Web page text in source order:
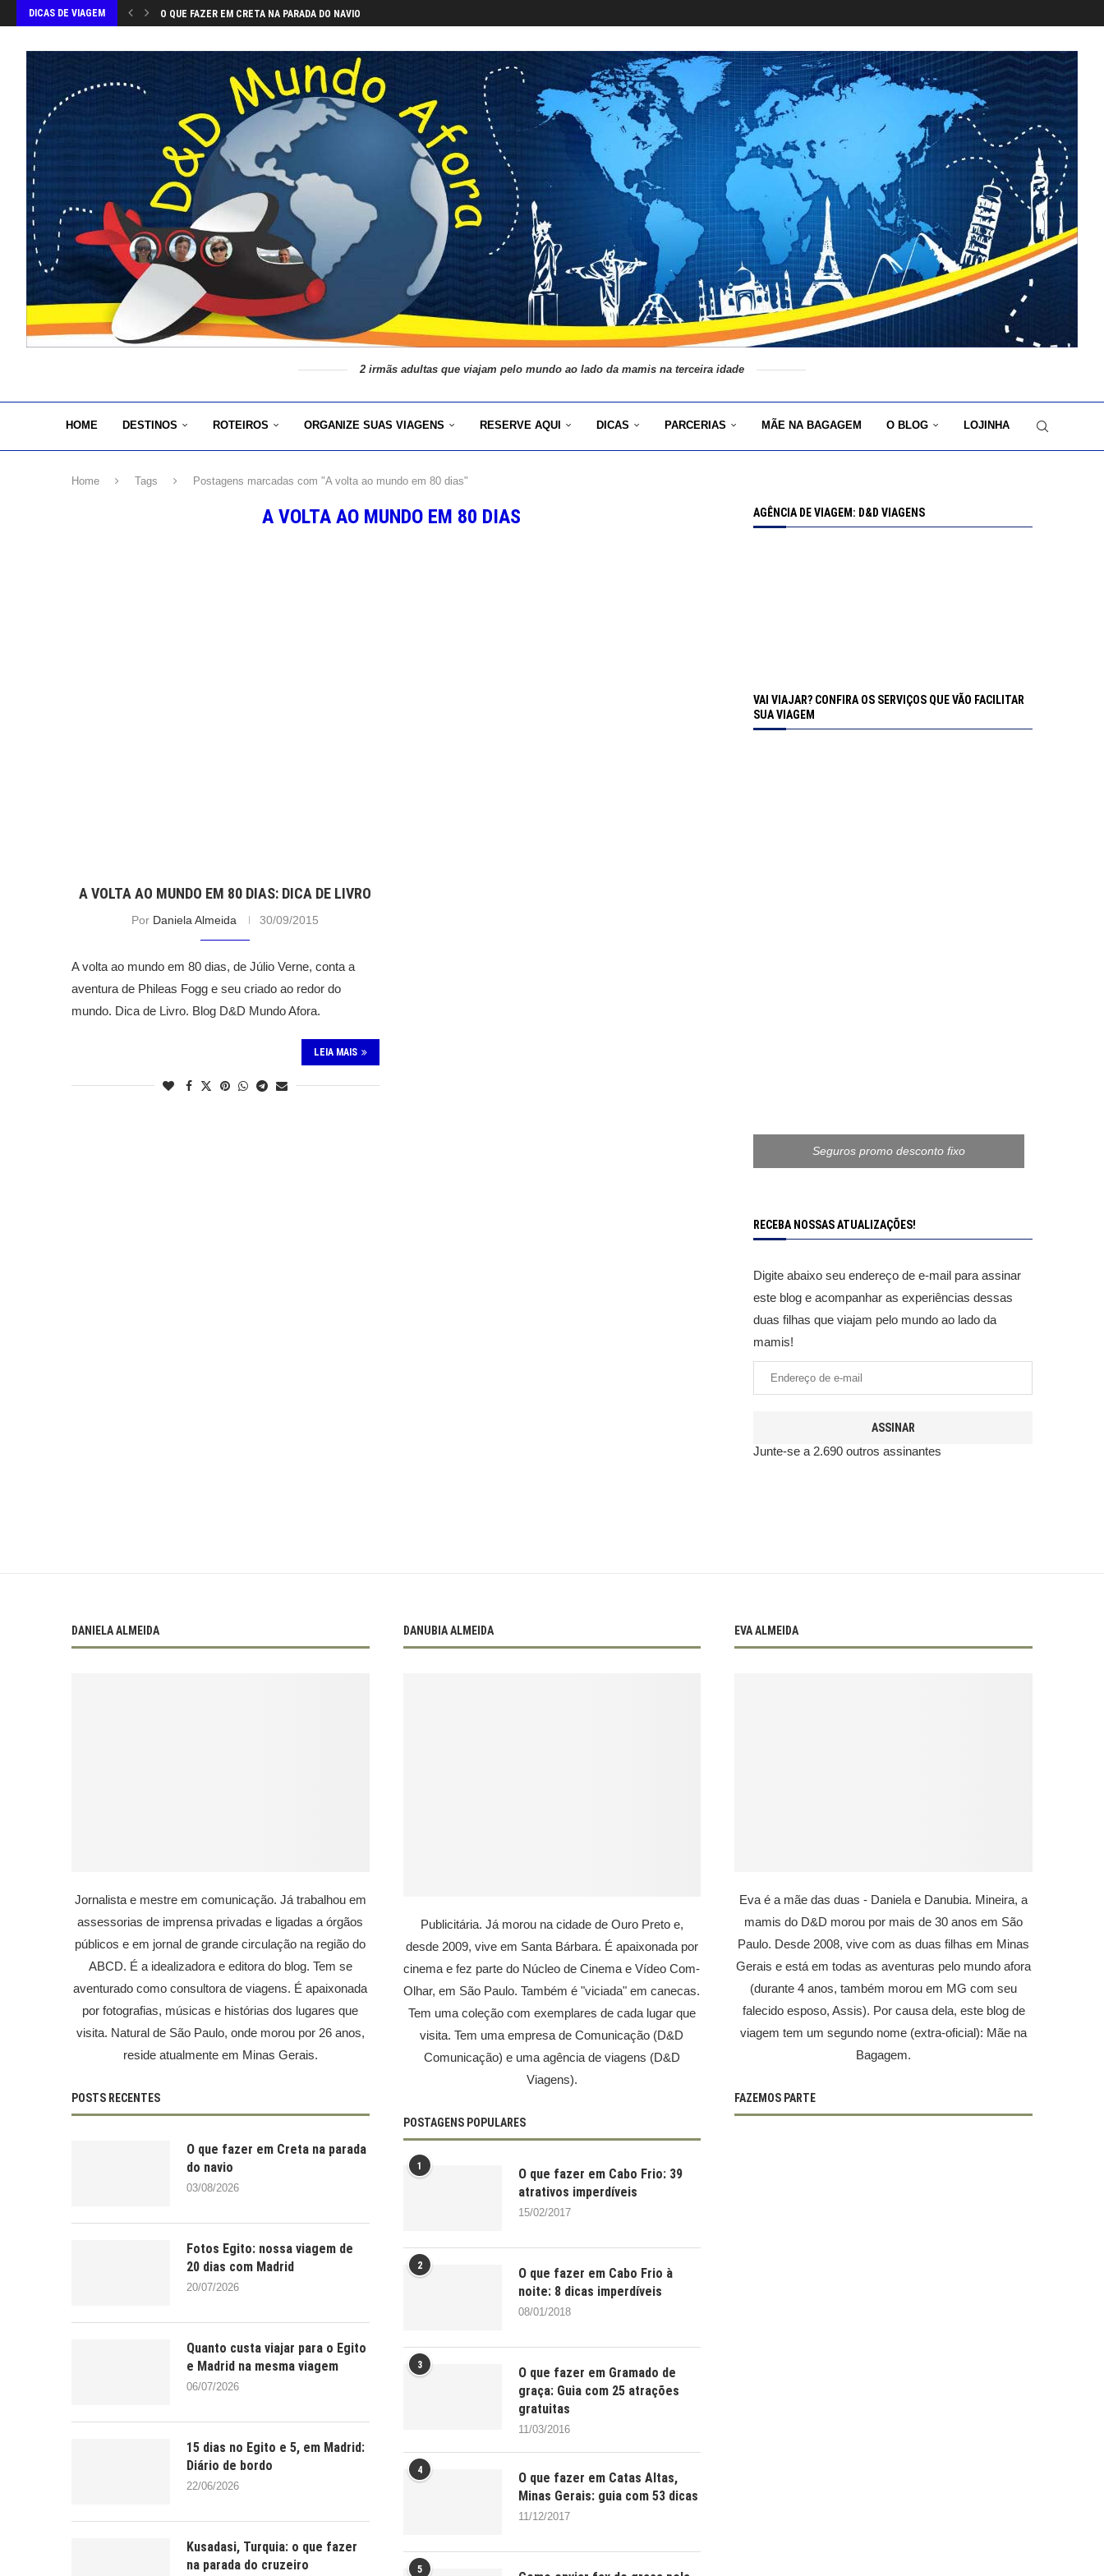
DICAS DE VIAGEM O QUE FAZER EM CRETA NA PARADA DO NAVIO
2 irmãs adultas que viajam pelo mundo ao lado da mamis na terceira idade
HOME DESTINOS ROTEIROS ORGANIZE SUAS VIAGENS RESERVE AQUI DICAS PARCERIAS MÃE NA BAGAGEM O BLOG LOJINHA
Home Tags Postagens marcadas com "A volta ao mundo em 80 dias"
A VOLTA AO MUNDO EM 80 DIAS
A VOLTA AO MUNDO EM 80 DIAS: DICA DE LIVRO
Por Daniela Almeida 30/09/2015
A volta ao mundo em 80 dias, de Júlio Verne, conta a
aventura de Phileas Fogg e seu criado ao redor do
mundo. Dica de Livro. Blog D&D Mundo Afora.
LEIA MAIS
AGÊNCIA DE VIAGEM: D&D VIAGENS
VAI VIAJAR? CONFIRA OS SERVIÇOS QUE VÃO FACILITAR
SUA VIAGEM
Seguros promo desconto fixo
RECEBA NOSSAS ATUALIZAÇÕES!
Digite abaixo seu endereço de e-mail para assinar
este blog e acompanhar as experiências dessas
duas filhas que viajam pelo mundo ao lado da
mamis!
ASSINAR
Junte-se a 2.690 outros assinantes
DANIELA ALMEIDA
Jornalista e mestre em comunicação. Já trabalhou em
assessorias de imprensa privadas e ligadas a órgãos
públicos e em jornal de grande circulação na região do
ABCD. É a idealizadora e editora do blog. Tem se
aventurado como consultora de viagens. É apaixonada
por fotografias, músicas e histórias dos lugares que
visita. Natural de São Paulo, onde morou por 26 anos,
reside atualmente em Minas Gerais.
POSTS RECENTES
O que fazer em Creta na parada
do navio
03/08/2026
Fotos Egito: nossa viagem de
20 dias com Madrid
20/07/2026
Quanto custa viajar para o Egito
e Madrid na mesma viagem
06/07/2026
15 dias no Egito e 5, em Madrid:
Diário de bordo
22/06/2026
Kusadasi, Turquia: o que fazer
na parada do cruzeiro
DANUBIA ALMEIDA
Publicitária. Já morou na cidade de Ouro Preto e,
desde 2009, vive em Santa Bárbara. É apaixonada por
cinema e fez parte do Núcleo de Cinema e Vídeo Com-
Olhar, em São Paulo. Também é "viciada" em canecas.
Tem uma coleção com exemplares de cada lugar que
visita. Tem uma empresa de Comunicação (D&D
Comunicação) e uma agência de viagens (D&D
Viagens).
POSTAGENS POPULARES
1
O que fazer em Cabo Frio: 39
atrativos imperdíveis
15/02/2017
2
O que fazer em Cabo Frio à
noite: 8 dicas imperdíveis
08/01/2018
3
O que fazer em Gramado de
graça: Guia com 25 atrações
gratuitas
11/03/2016
4
O que fazer em Catas Altas,
Minas Gerais: guia com 53 dicas
11/12/2017
5
EVA ALMEIDA
Eva é a mãe das duas - Daniela e Danubia. Mineira, a
mamis do D&D morou por mais de 30 anos em São
Paulo. Desde 2008, vive com as duas filhas em Minas
Gerais e está em todas as aventuras pelo mundo afora
(durante 4 anos, também morou em MG com seu
falecido esposo, Assis). Por causa dela, este blog de
viagem tem um segundo nome (extra-oficial): Mãe na
Bagagem.
FAZEMOS PARTE